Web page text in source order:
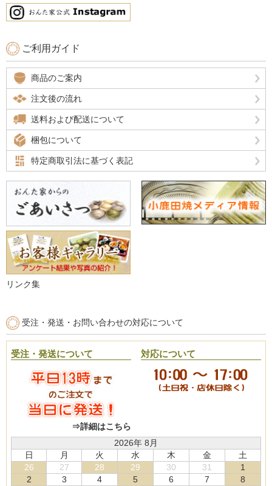
ご利用ガイド
商品のご案内
注文後の流れ
送料および配送について
梱包について
特定商取引法に基づく表記
リンク集
受注・発送・お問い合わせの対応について
受注・発送について
⇒詳細はこちら
対応について
2026年 8月
日
月 火 水 木 金
土
26
27 28 29 30 31
1
2
3 4 5 6 7
8